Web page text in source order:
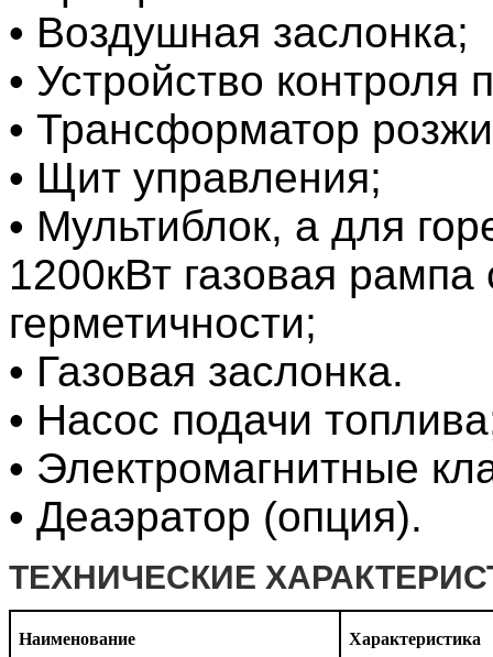
• Воздушная заслонка;
• Устройство контроля
• Трансформатор
• Щит управления;
• Мультиблок, а для
1200кВт газовая
герметичности;
• Газовая заслонка.
• Насос подачи
• Электромагнитные
• Деаэратор (опция).
ТЕХНИЧЕСКИЕ
Наименование Характеристика